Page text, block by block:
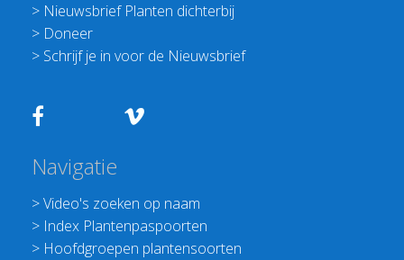
> Nieuwsbrief Planten dichterbij
> Doneer
> Schrijf je in voor de Nieuwsbrief
Navigatie
>Video's zoeken op naam
> Index Plantenpaspoorten
> Hoofdgroepen plantensoorten